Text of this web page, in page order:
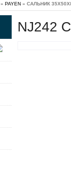
»PAYEN » САЛЬНИК
NJ242